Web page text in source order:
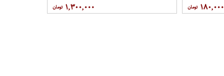
۱۸۰,۰۰۰ ۱,۳۰۰,۰۰۰